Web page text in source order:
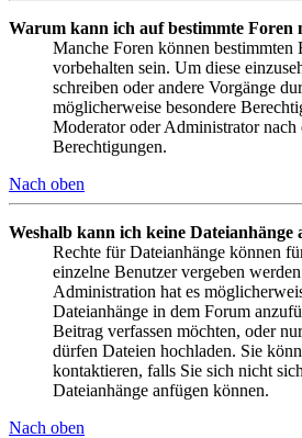
Warum kann ich auf bestimmte Foren
Manche Foren können bestimmten
vorbehalten sein. Um diese
schreiben oder andere Vorgänge
möglicherweise besondere
Moderator oder Administrator nach
Berechtigungen.
Nach oben
Weshalb kann ich keine Dateianhänge
Rechte für Dateianhänge können
einzelne Benutzer vergeben
Administration hat es
Dateianhänge in dem Forum
Beitrag verfassen möchten, oder
dürfen Dateien hochladen. Sie
kontaktieren, falls Sie sich nicht
Dateianhänge anfügen können.
Nach oben